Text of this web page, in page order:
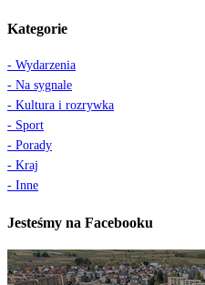
Kategorie
- Wydarzenia
- Na sygnale
- Kultura i rozrywka
- Sport
- Porady
- Kraj
- Inne
Jesteśmy na Facebooku